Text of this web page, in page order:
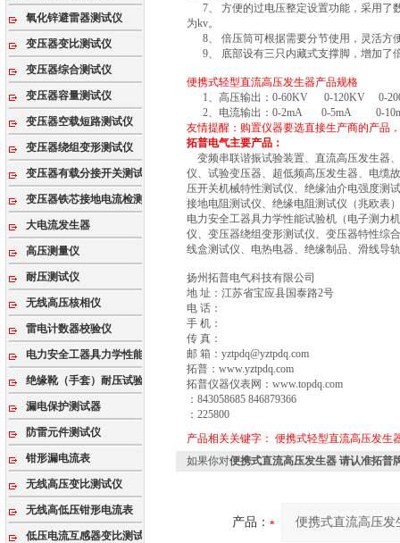
氧化锌避雷器测试仪
变压器变比测试仪
变压器综合测试仪
变压器容量测试仪
变压器空载短路测试仪
变压器绕组变形测试仪
变压器有载分接开关测试仪
变压器铁芯接地电流检测仪
大电流发生器
高压测量仪
耐压测试仪
无线高压核相仪
雷电计数器校验仪
电力安全工器具力学性能试验机
绝缘靴（手套）耐压试验装置
漏电保护测试器
防雷元件测试仪
钳形漏电流表
无线高压变比测试仪
无线高低压钳形电流表
低压电流互感器变比测试仪
7、 方便的过电压整定设置功能，采用了
为kv。
8、 倍压筒可根据需要分节使用，灵活方
9、 底部设有三只内藏式支撑脚，增加了
便携式轻型直流高压发生器产品规格
1、高压输出：0-60KV 0-120KV 0-
2、电流输出：0-2mA 0-5mA 0-
友情提醒：购置仪器要选直接生产商的产品
拓普电气主要产品：
变频串联谐振试验装置、直流高压发生器
仪、试验变压器、超低频高压发生器、电缆
压开关机械特性测试仪、绝缘油介电强度测
接地电阻测试仪、绝缘电阻测试仪（兆欧表
电力安全工器具力学性能试验机（电子测力
仪、变压器绕组变形测试仪、变压器特性综
线盒测试仪、电热电器、绝缘制品、滑线导
扬州拓普电气科技有限公司
地 址：江苏省宝应县国泰路2号
电 话：
手 机：
传 真：
邮 箱：yztpdq@yztpdq.com
拓普：www.yztpdq.com
拓普仪器仪表网：www.topdq.com
：843058685 846879366
：225800
产品相关关键字： 便携式轻型直流高压发生
如果你对便携式直流高压发生器 请认准拓普
产品：